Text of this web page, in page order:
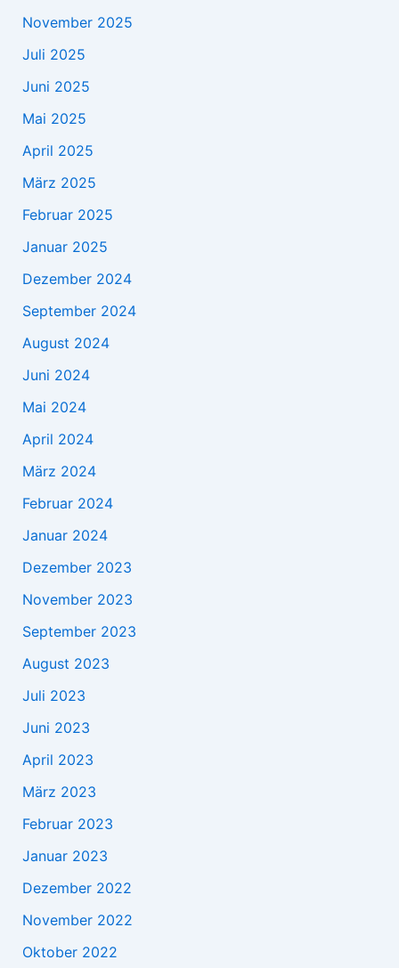
November 2025
Juli 2025
Juni 2025
Mai 2025
April 2025
März 2025
Februar 2025
Januar 2025
Dezember 2024
September 2024
August 2024
Juni 2024
Mai 2024
April 2024
März 2024
Februar 2024
Januar 2024
Dezember 2023
November 2023
September 2023
August 2023
Juli 2023
Juni 2023
April 2023
März 2023
Februar 2023
Januar 2023
Dezember 2022
November 2022
Oktober 2022